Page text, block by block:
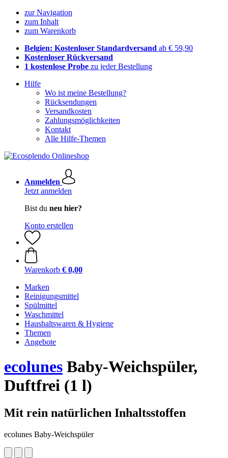
zur Navigation
zum Inhalt
zum Warenkorb
Belgien: Kostenloser Standardversand ab € 59,90
Kostenloser Rückversand
1 kostenlose Probe zu jeder Bestellung
Hilfe
Wo ist meine Bestellung?
Rücksendungen
Versandkosten
Zahlungsmöglichkeiten
Kontakt
Alle Hilfe-Themen
Anmelden
Jetzt anmelden
Bist du neu hier?
Konto erstellen
Warenkorb € 0,00
Marken
Reinigungsmittel
Spülmittel
Waschmittel
Haushaltswaren & Hygiene
Themen
Angebote
ecolunes Baby-Weichspüler,
Duftfrei (1 l)
Mit rein natürlichen Inhaltsstoffen
ecolunes Baby-Weichspüler